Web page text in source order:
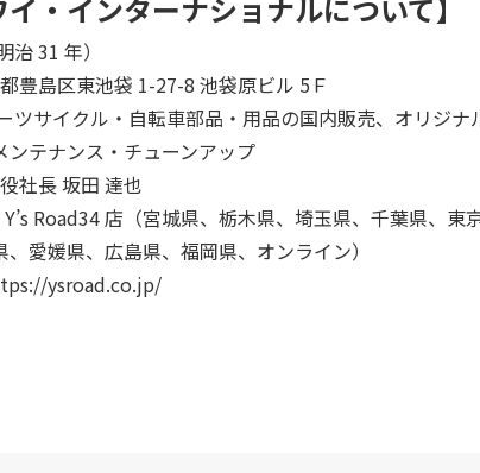
イ・インターナショナルについて】
31 年）
豊島区東池袋 1-27-8 池袋原ビル 5Ｆ
ツサイクル・自転車部品・用品の国内販売、オリジ
ンテナンス・チューンアップ
社長 坂田 達也
Road34 店（宮城県、栃木県、埼玉県、千葉県、
愛媛県、広島県、福岡県、オンライン）
ysroad.co.jp/